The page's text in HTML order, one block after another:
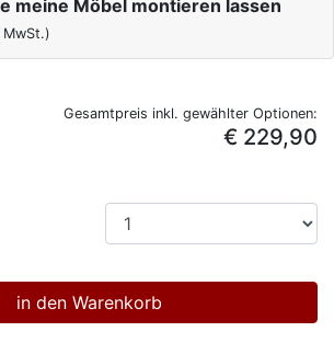
meine Möbel montieren lassen
MwSt.)
Gesamtpreis inkl. gewählter Optionen:
€ 229,90